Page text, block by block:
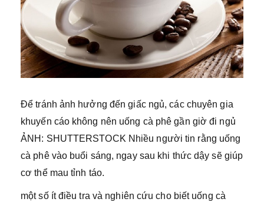
Để tránh ảnh hưởng đến giấc ngủ, các chuyên gia
khuyến cáo không nên uống cà phê gần giờ đi ngủ
ẢNH: SHUTTERSTOCK Nhiều người tin rằng uống
cà phê vào buổi sáng, ngay sau khi thức dậy sẽ giúp
cơ thể mau tỉnh táo.
một số ít điều tra và nghiên cứu cho biết uống cà